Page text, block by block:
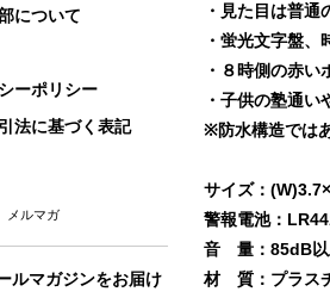
・見た目は普
・蛍光文字盤、
・８時側の赤い
・子供の塾通い
※防水構造では
サイズ：
警報電池：
音 量：85dB以
材 質：プラス
について
ーポリシー
法に基づく表記
メルマガ
ルマガジンをお届け